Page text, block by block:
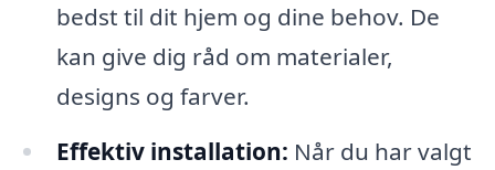
bedst til dit hjem og dine behov. De
kan give dig råd om materialer,
designs og farver.
Effektiv installation: Når du har valgt